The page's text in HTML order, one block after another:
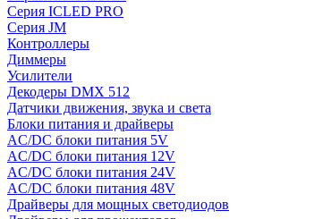
Серия ICLED PRO
Серия JM
Контроллеры
Диммеры
Усилители
Декодеры DMX 512
Датчики движения, звука и света
Блоки питания и драйверы
AC/DC блоки питания 5V
AC/DC блоки питания 12V
AC/DC блоки питания 24V
AC/DC блоки питания 48V
Драйверы для мощных светодиодов